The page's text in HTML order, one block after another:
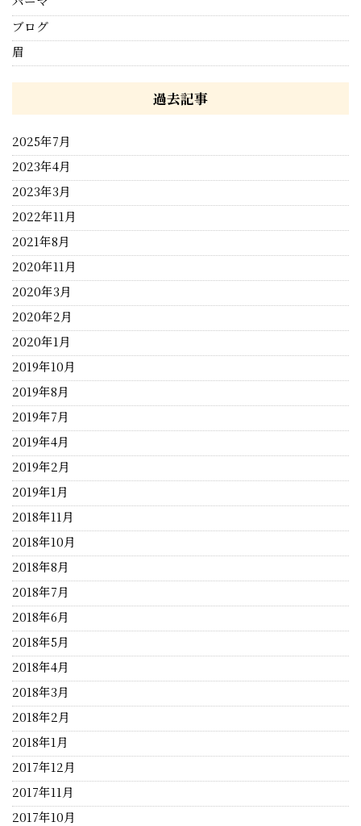
ブログ
眉
過去記事
2025年7月
2023年4月
2023年3月
2022年11月
2021年8月
2020年11月
2020年3月
2020年2月
2020年1月
2019年10月
2019年8月
2019年7月
2019年4月
2019年2月
2019年1月
2018年11月
2018年10月
2018年8月
2018年7月
2018年6月
2018年5月
2018年4月
2018年3月
2018年2月
2018年1月
2017年12月
2017年11月
2017年10月